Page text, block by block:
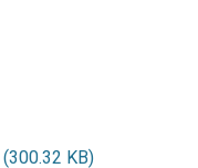
(300.32 KB)